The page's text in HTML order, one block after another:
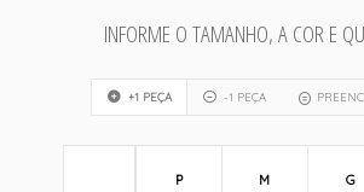
INFORME O TAMANHO, A COR E
+1 PEÇA -1 PEÇA
P M G